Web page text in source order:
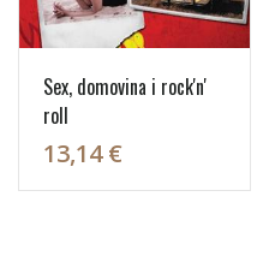
Sex, domovina i rock'n'
roll
13,14 €